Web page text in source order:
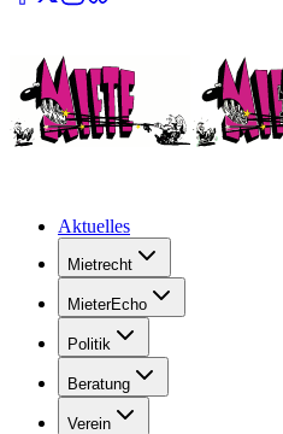
Aktuelles
Mietrecht
MieterEcho
Politik
Beratung
Verein